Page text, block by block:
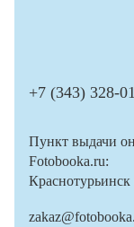
+7 (343) 328-
Пункт выдачи
Fotobooka.ru: